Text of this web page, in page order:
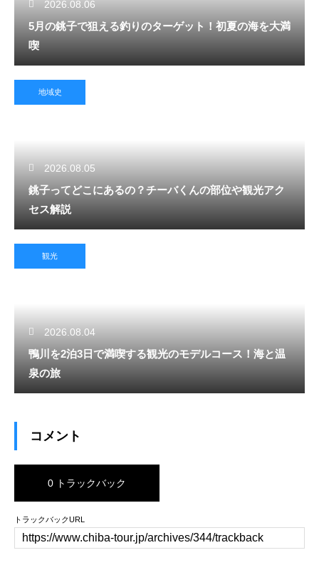
2026.08.06
5月の銚子で狙える釣りのターゲット！初夏の海を大満
喫
地域史
2026.08.05
銚子ってどこにあるの？チーバくんの部位や観光アク
セス解説
観光
2026.08.04
鴨川を2泊3日で満喫する観光のモデルコース！海と温
泉の旅
コメント
0 トラックバック
トラックバックURL